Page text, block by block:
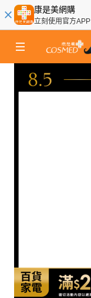
康是美網購
立刻使用官方APP